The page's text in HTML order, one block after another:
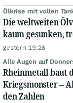
Ölkrise mit vollen
Die weltweiten
kaum gesunken,
gestern 19:28
Alle Augen auf
Rheinmetall baut
Kriegsmonster –
den Zahlen